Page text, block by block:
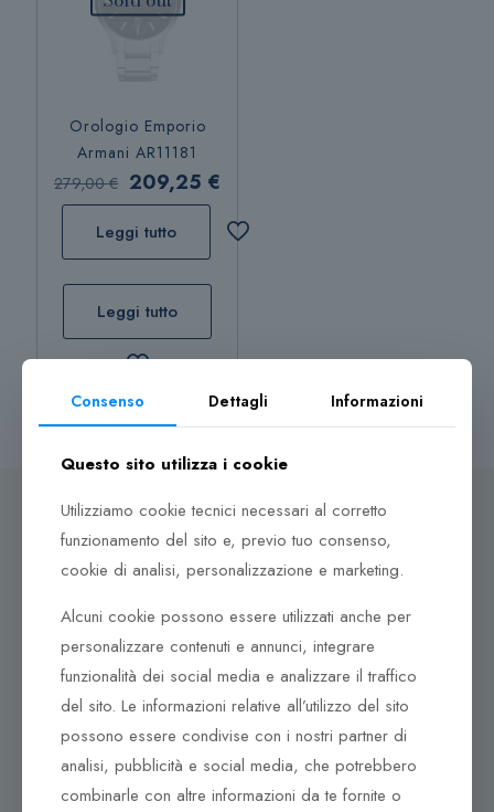
Orologio Emporio
Armani AR11181
279,00€ Il
prezzo
originale
era:
279,00 €.
209,25 €
attuale
Leggi tutto
Leggi tutto
Dove ci puoi trovare
Corso Italia, 161
Tel. +39 0932 683156
97100 Ragusa RG
Corso Vittorio Emanuele 79/A
Tel. +39 0933 942394
95042 Grammichele CT
Consenso Dettagli Informazioni
Questo sito utilizza i cookie
Utilizziamo cookie tecnici necessari al corretto
funzionamento del sito e, previo tuo consenso,
cookie di analisi, personalizzazione e marketing.
Alcuni cookie possono essere utilizzati anche per
personalizzare contenuti e annunci, integrare
funzionalità dei social media e analizzare il traffico
del sito. Le informazioni relative all’utilizzo del sito
possono essere condivise con i nostri partner di
analisi, pubblicità e social media, che potrebbero
combinarle con altre informazioni da te fornite o